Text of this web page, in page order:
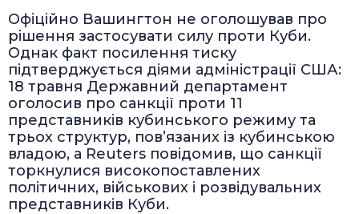
Офіційно Вашингтон не оголошував про
рішення застосувати силу проти Куби.
Однак факт посилення тиску
підтверджується діями адміністрації США:
18 травня Державний департамент
оголосив про санкції проти 11
представників кубинського режиму та
трьох структур, пов’язаних із кубинською
владою, а Reuters повідомив, що санкції
торкнулися високопоставлених
політичних, військових і розвідувальних
представників Куби.